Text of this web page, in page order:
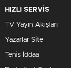
HIZLI SERVİS
TV Yayın Akışları
Yazarlar Site
Tenis İddaa